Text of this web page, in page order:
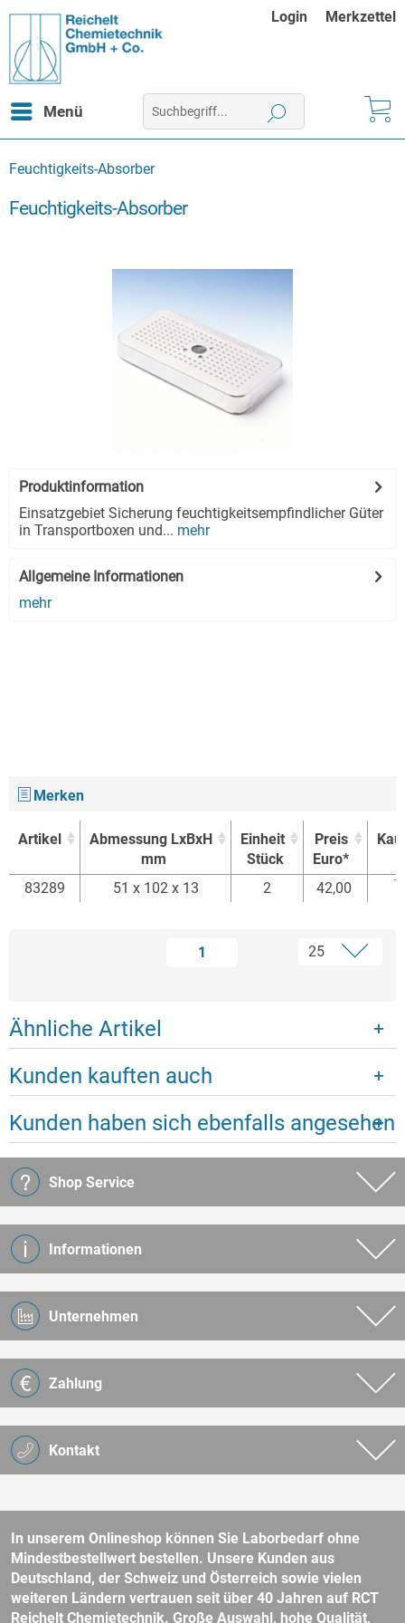
Login Merkzettel
Menü
Feuchtigkeits-Absorber
Feuchtigkeits-Absorber
Produktinformation
Einsatzgebiet Sicherung feuchtigkeitsempfindlicher Güter
in Transportboxen und... mehr
Allgemeine Informationen
mehr
Merken
Artikel
Abmessung LxBxH
mm
Einheit
Stück
Preis
Euro*
Artikel
Abmessung LxBxH
Einheit
Preis
83289 51 x 102 x 13 2 42,00
1
Ähnliche Artikel
Kunden kauften auch
Kunden haben sich ebenfalls angesehen
Kontakt
Shop Service
Informationen
Unternehmen
Zahlung
In unserem Onlineshop können Sie Laborbedarf ohne
Mindestbestellwert bestellen. Unsere Kunden aus
Deutschland, der Schweiz und Österreich sowie vielen
weiteren Ländern vertrauen seit über 40 Jahren auf RCT
Reichelt Chemietechnik. Große Auswahl, hohe Qualität,